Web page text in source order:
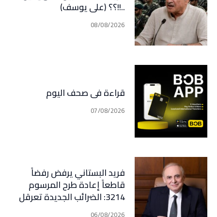
..!!؟؟ (علي يوسف)
08/08/2026
قراءة في صحف اليوم
07/08/2026
فريد البستاني يرفض رفضاً
قاطعاً إعادة طرح المرسوم
3214: الضرائب الجديدة تعرقل
التعافي الاقتصادي وتناقض